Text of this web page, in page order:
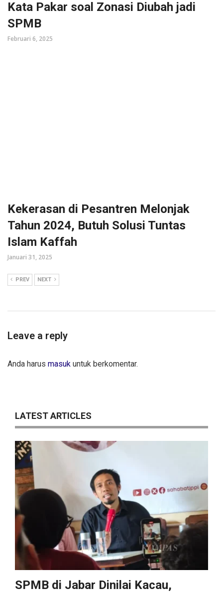
Kata Pakar soal Zonasi Diubah jadi
SPMB
Februari 6, 2025
Kekerasan di Pesantren Melonjak
Tahun 2024, Butuh Solusi Tuntas
Islam Kaffah
Januari 31, 2025
PREV NEXT
Leave a reply
Anda harus masuk untuk berkomentar.
LATEST ARTICLES
SPMB di Jabar Dinilai Kacau,